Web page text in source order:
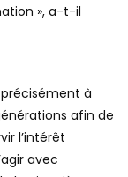
», a-t-il
précisément à
afin de
l’intérêt
avec